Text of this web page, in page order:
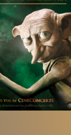
Competition